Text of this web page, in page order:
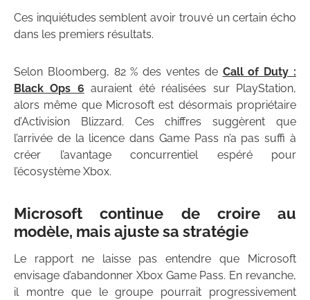
Ces inquiétudes semblent avoir trouvé un certain écho
dans les premiers résultats.
Selon Bloomberg, 82 % des ventes de Call of Duty :
Black Ops 6 auraient été réalisées sur PlayStation,
alors même que Microsoft est désormais propriétaire
d’Activision Blizzard. Ces chiffres suggèrent que
l’arrivée de la licence dans Game Pass n’a pas suffi à
créer l’avantage concurrentiel espéré pour
l’écosystème Xbox.
Microsoft continue de croire au
modèle, mais ajuste sa stratégie
Le rapport ne laisse pas entendre que Microsoft
envisage d’abandonner Xbox Game Pass. En revanche,
il montre que le groupe pourrait progressivement